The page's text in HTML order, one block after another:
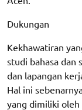
Dukungan
Kekhawatiran
studi bahasa dan
dan lapangan
Hal ini
yang dimiliki